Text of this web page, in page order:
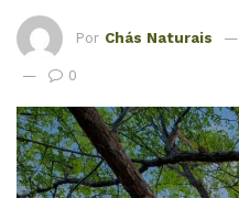
Por Chás Naturais
0